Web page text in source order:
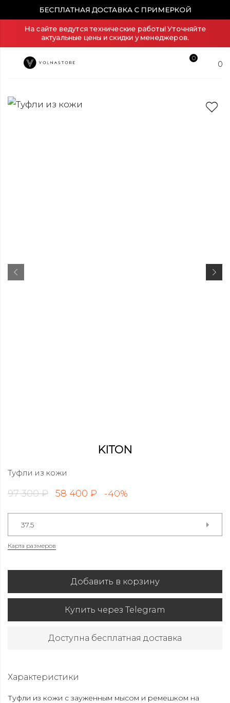
БЕСПЛАТНАЯ ДОСТАВКА С ПРИМЕРКОЙ
На сайте ведутся технические работы! Уточняйте
актуальные цены и скидки у менеджеров.
0
0
KITON
Туфли из кожи
97 300 ₽ 58 400 ₽ -40%
37.5
Карта размеров
Добавить в корзину
Купить через Telegram
Доступна бесплатная доставка
Характеристики
Туфли из кожи с зауженным мысом и ремешком на